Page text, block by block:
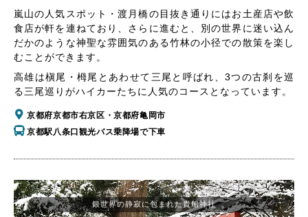
嵐山の人気スポット・渡月橋の目抜き通りにはお土産店や飲
食店が軒を連ねており、さらに進むと、別の世界に迷い込ん
だかのような神聖な雰囲気のある竹林の小径での散策を楽し
むことができます。
高雄は槇尾・栂尾とあわせて三尾と呼ばれ、3つの古刹を巡
る三尾巡りがハイカーたちに人気のコースとなっています。
京都府京都市右京区・京都府亀岡市
京都駅八条口観光バス乗降場で下車
銀世界の静寂に包まれた貴船神社